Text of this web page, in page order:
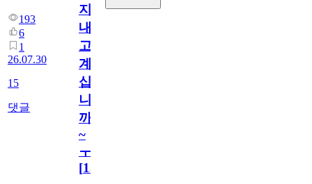
193
6
1
26.07.30
15
댓글
지
내
고
계
십
니
까
~
ㅜ
[15